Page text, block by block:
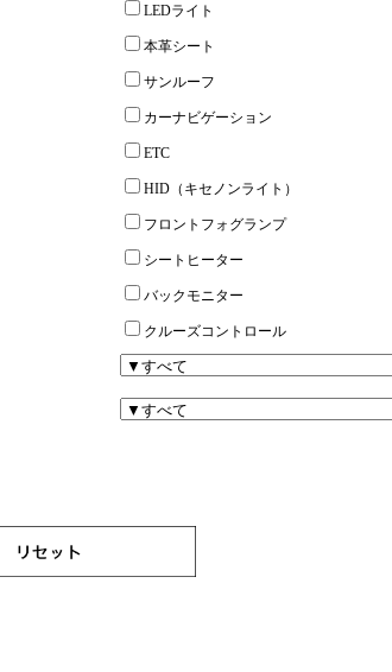
LEDライト
本革シート
サンルーフ
カーナビゲーション
ETC
HID（キセノンライト）
フロントフォグランプ
シートヒーター
バックモニター
クルーズコントロール